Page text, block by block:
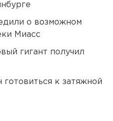
о возможном
Миасс
гигант получил
к затяжной